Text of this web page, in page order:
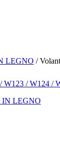
LEGNO /
LEGNO